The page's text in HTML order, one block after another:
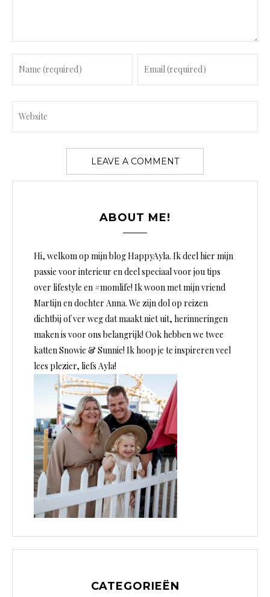
ABOUT ME!
Hi, welkom op mijn blog HappyAyla. Ik deel hier mijn
passie voor interieur en deel speciaal voor jou tips
over lifestyle en #momlife! Ik woon met mijn vriend
Martijn en dochter Anna. We zijn dol op reizen
dichtbij of ver weg dat maakt niet uit, herinneringen
maken is voor ons belangrijk! Ook hebben we twee
katten Snowie & Sunnie! Ik hoop je te inspireren veel
lees plezier, liefs Ayla!
CATEGORIEËN